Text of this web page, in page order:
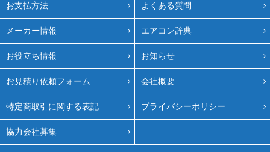
お支払方法 よくある質問
メーカー情報 エアコン辞典
お役立ち情報 お知らせ
お見積り依頼フォーム 会社概要
特定商取引に関する表記 プライバシーポリシー
協力会社募集